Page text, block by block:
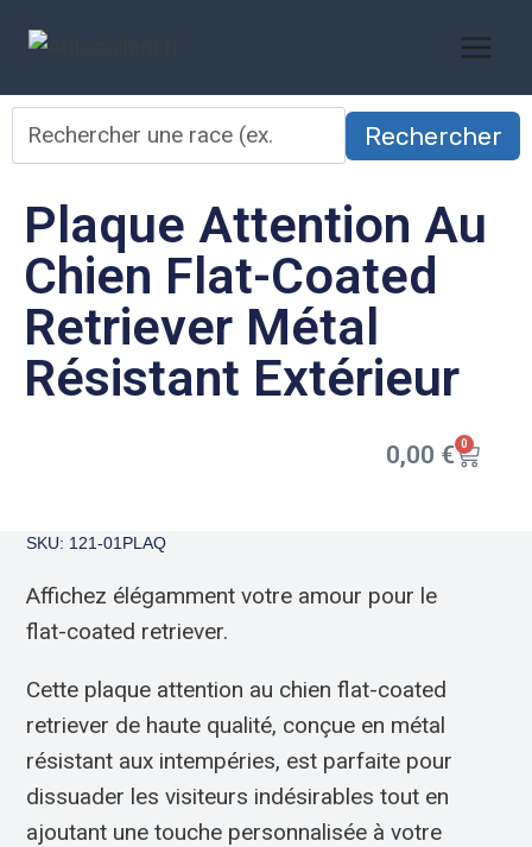
Rechercher
Plaque Attention Au
Chien Flat-Coated
Retriever Métal
Résistant Extérieur
0,00 € 0
SKU: 121-01PLAQ
Affichez élégamment votre amour pour le
flat-coated retriever.
Cette plaque attention au chien flat-coated
retriever de haute qualité, conçue en métal
résistant aux intempéries, est parfaite pour
dissuader les visiteurs indésirables tout en
ajoutant une touche personnalisée à votre